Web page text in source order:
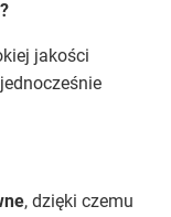
jakości
, dzięki czemu